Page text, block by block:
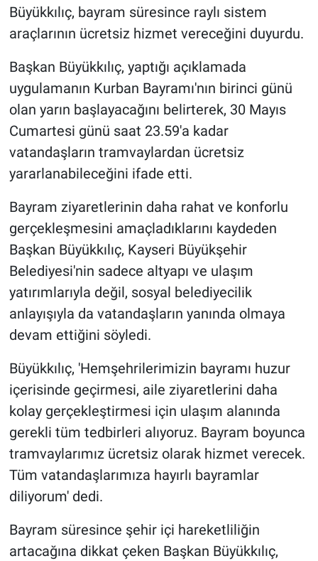
Büyükkılıç, bayram süresince raylı sistem
araçlarının ücretsiz hizmet vereceğini duyurdu.
Başkan Büyükkılıç, yaptığı açıklamada
uygulamanın Kurban Bayramı'nın birinci günü
olan yarın başlayacağını belirterek, 30 Mayıs
Cumartesi günü saat 23.59'a kadar
vatandaşların tramvaylardan ücretsiz
yararlanabileceğini ifade etti.
Bayram ziyaretlerinin daha rahat ve konforlu
gerçekleşmesini amaçladıklarını kaydeden
Başkan Büyükkılıç, Kayseri Büyükşehir
Belediyesi'nin sadece altyapı ve ulaşım
yatırımlarıyla değil, sosyal belediyecilik
anlayışıyla da vatandaşların yanında olmaya
devam ettiğini söyledi.
Büyükkılıç, 'Hemşehrilerimizin bayramı huzur
içerisinde geçirmesi, aile ziyaretlerini daha
kolay gerçekleştirmesi için ulaşım alanında
gerekli tüm tedbirleri alıyoruz. Bayram boyunca
tramvaylarımız ücretsiz olarak hizmet verecek.
Tüm vatandaşlarımıza hayırlı bayramlar
diliyorum' dedi.
Bayram süresince şehir içi hareketliliğin
artacağına dikkat çeken Başkan Büyükkılıç,